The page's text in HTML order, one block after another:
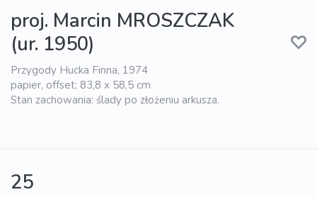
proj. Marcin MROSZCZAK
(ur. 1950)
Przygody Hucka Finna, 1974
papier, offset; 83,8 x 58,5 cm
Stan zachowania: ślady po złożeniu arkusza.
25